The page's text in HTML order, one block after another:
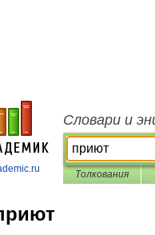
Словари и
Толкования